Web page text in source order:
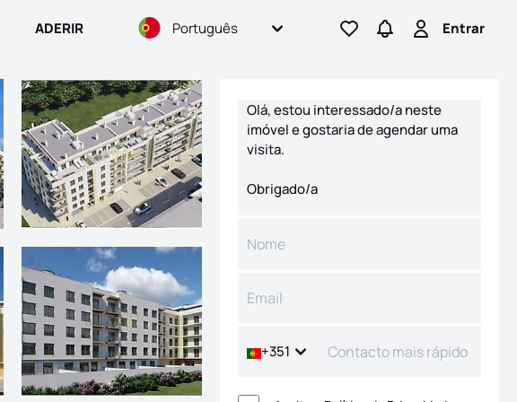
ADERIR Português Ir para os favoritos
Ir para pesquisas
Entrar
Entrar
+351